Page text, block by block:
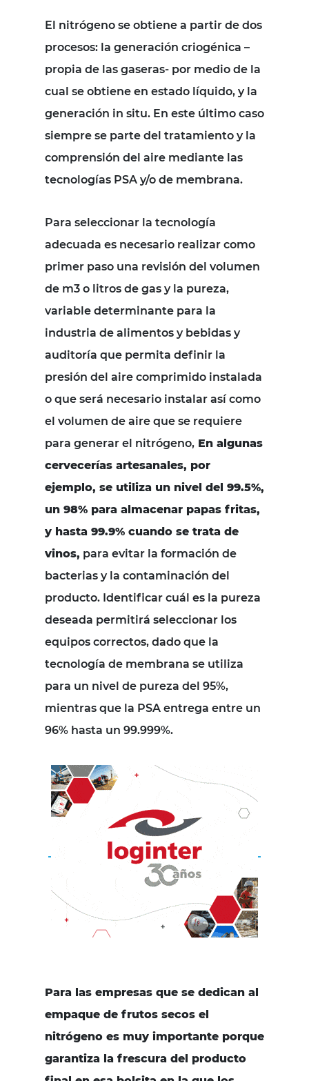
El nitrógeno se obtiene a partir de dos
procesos: la generación criogénica –
propia de las gaseras- por medio de la
cual se obtiene en estado líquido, y la
generación in situ. En este último caso
siempre se parte del tratamiento y la
comprensión del aire mediante las
tecnologías PSA y/o de membrana.
Para seleccionar la tecnología
adecuada es necesario realizar como
primer paso una revisión del volumen
de m3 o litros de gas y la pureza,
variable determinante para la
industria de alimentos y bebidas y
auditoría que permita definir la
presión del aire comprimido instalada
o que será necesario instalar así como
el volumen de aire que se requiere
para generar el nitrógeno, En algunas
cervecerías artesanales, por
ejemplo, se utiliza un nivel del 99.5%,
un 98% para almacenar papas fritas,
y hasta 99.9% cuando se trata de
vinos, para evitar la formación de
bacterias y la contaminación del
producto. Identificar cuál es la pureza
deseada permitirá seleccionar los
equipos correctos, dado que la
tecnología de membrana se utiliza
para un nivel de pureza del 95%,
mientras que la PSA entrega entre un
96% hasta un 99.999%.
Para las empresas que se dedican al
empaque de frutos secos el
nitrógeno es muy importante porque
garantiza la frescura del producto